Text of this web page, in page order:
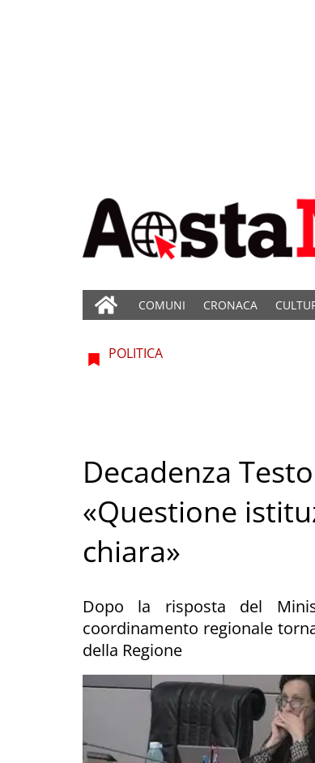
COMUNI CRONACA
POLITICA
Decadenza
«Questione
chiara»
Dopo la risposta del
coordinamento regionale
della Regione